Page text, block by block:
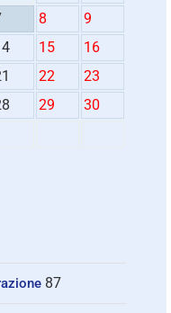
8
9
15
16
22
23
29
30
87